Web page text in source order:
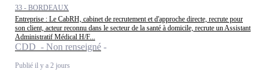
33 - BORDEAUX
Entreprise : Le CabRH, cabinet de recrutement et d'approche directe, recrute pour
son client, acteur reconnu dans le secteur de la santé à domicile, recrute un Assistant
Administratif Médical H/F...
CDD - Non renseigné
Publié il y a 2 jours